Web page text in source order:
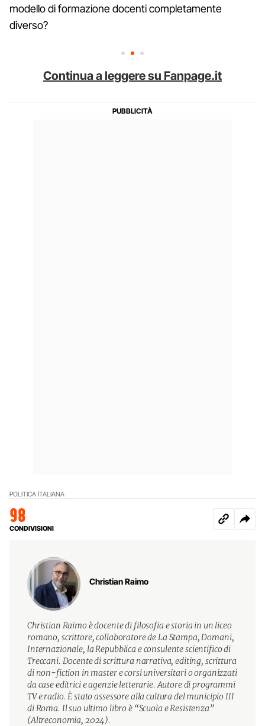
modello di formazione docenti completamente
diverso?
Continua a leggere su Fanpage.it
POLITICA ITALIANA
98
CONDIVISIONI
Christian Raimo
Christian Raimo è docente di filosofia e storia in un liceo
romano, scrittore, collaboratore de La Stampa, Domani,
Internazionale, la Repubblica e consulente scientifico di
Treccani. Docente di scrittura narrativa, editing, scrittura
di non-fiction in master e corsi universitari o organizzati
da case editrici e agenzie letterarie. Autore di programmi
TV e radio. È stato assessore alla cultura del municipio III
di Roma. Il suo ultimo libro è “Scuola e Resistenza”
(Altreconomia, 2024).